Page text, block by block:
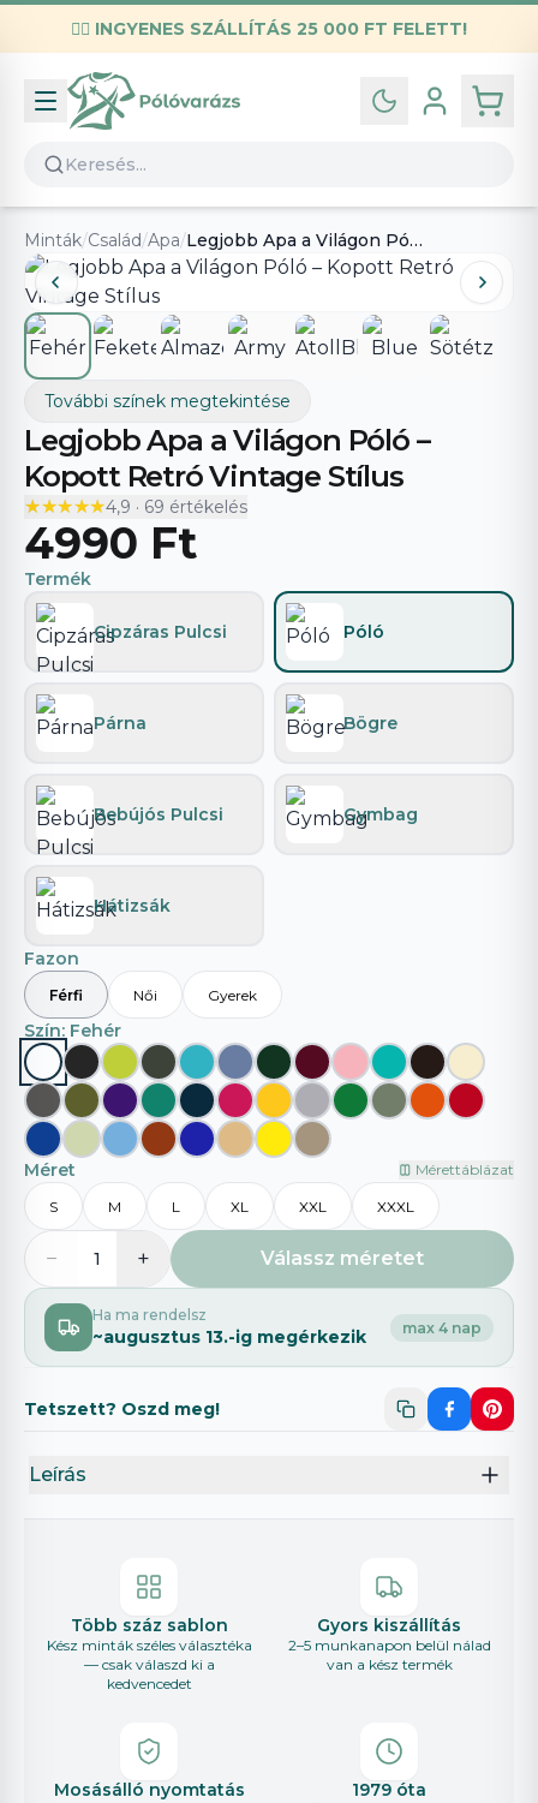
✌🏼 INGYENES SZÁLLÍTÁS 25 000 FT FELETT!
Infó
Kapcsolat
GYIK
Általános szerződési feltételek
Adatvédelmi nyilatkozat
Minták/Család/Apa/ Legjobb Apa a Világon Póló – Kopott Retró Vintage Stílus
További színek megtekintése
Legjobb Apa a Világon Póló –
Kopott Retró Vintage Stílus
★★★★★
★★★★★4,9 · 69 értékelés
4990 Ft
Termék
Cipzáras Pulcsi Póló
Párna Bögre
Bebújós Pulcsi Gymbag
Hátizsák
Fazon
Férfi Női Gyerek
Szín: Fehér
Méret Mérettáblázat
S M L XL XXL XXXL
− 1 + Válassz méretet
Ha ma rendelsz
~augusztus 13.-ig megérkezik max 4 nap
Tetszett? Oszd meg!
Leírás
Több száz sablon
Kész minták széles választéka
— csak válaszd ki a
kedvencedet
Gyors kiszállítás
2–5 munkanapon belül nálad
van a kész termék
Mosásálló nyomtatás 1979 óta